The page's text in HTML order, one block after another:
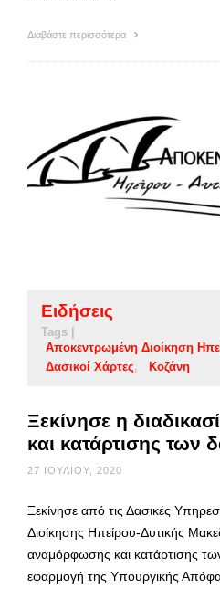
Διαβάστε περισσότερα
Ειδήσεις
Tags |
Αποκεντρωμένη Διοίκηση
Δασικοί Χάρτες
Κοζάνη
Ξεκίνησε η
και κατάρτισης των
27 ΙΟΥΛΊΟΥ, 2020
Ξεκίνησε από τις Δασικές
Διοίκησης Ηπείρου-Δυτικής
αναμόρφωσης και κατάρτισης
εφαρμογή της Υπουργικής